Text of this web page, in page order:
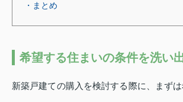
・まとめ
希望する住まいの条件を洗い
新築戸建ての購入を検討する際に、まず